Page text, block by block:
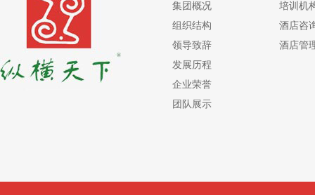
集团概况
组织结构
领导致辞
发展历程
企业荣誉
团队展示
培训机
酒店咨
酒店管